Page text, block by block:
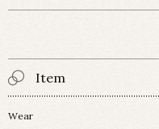
Item
Wear